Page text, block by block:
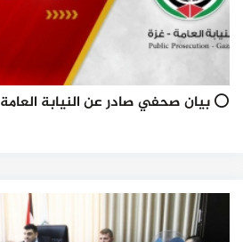
⭕ بيان صحفي صادر عن النيابة العامة